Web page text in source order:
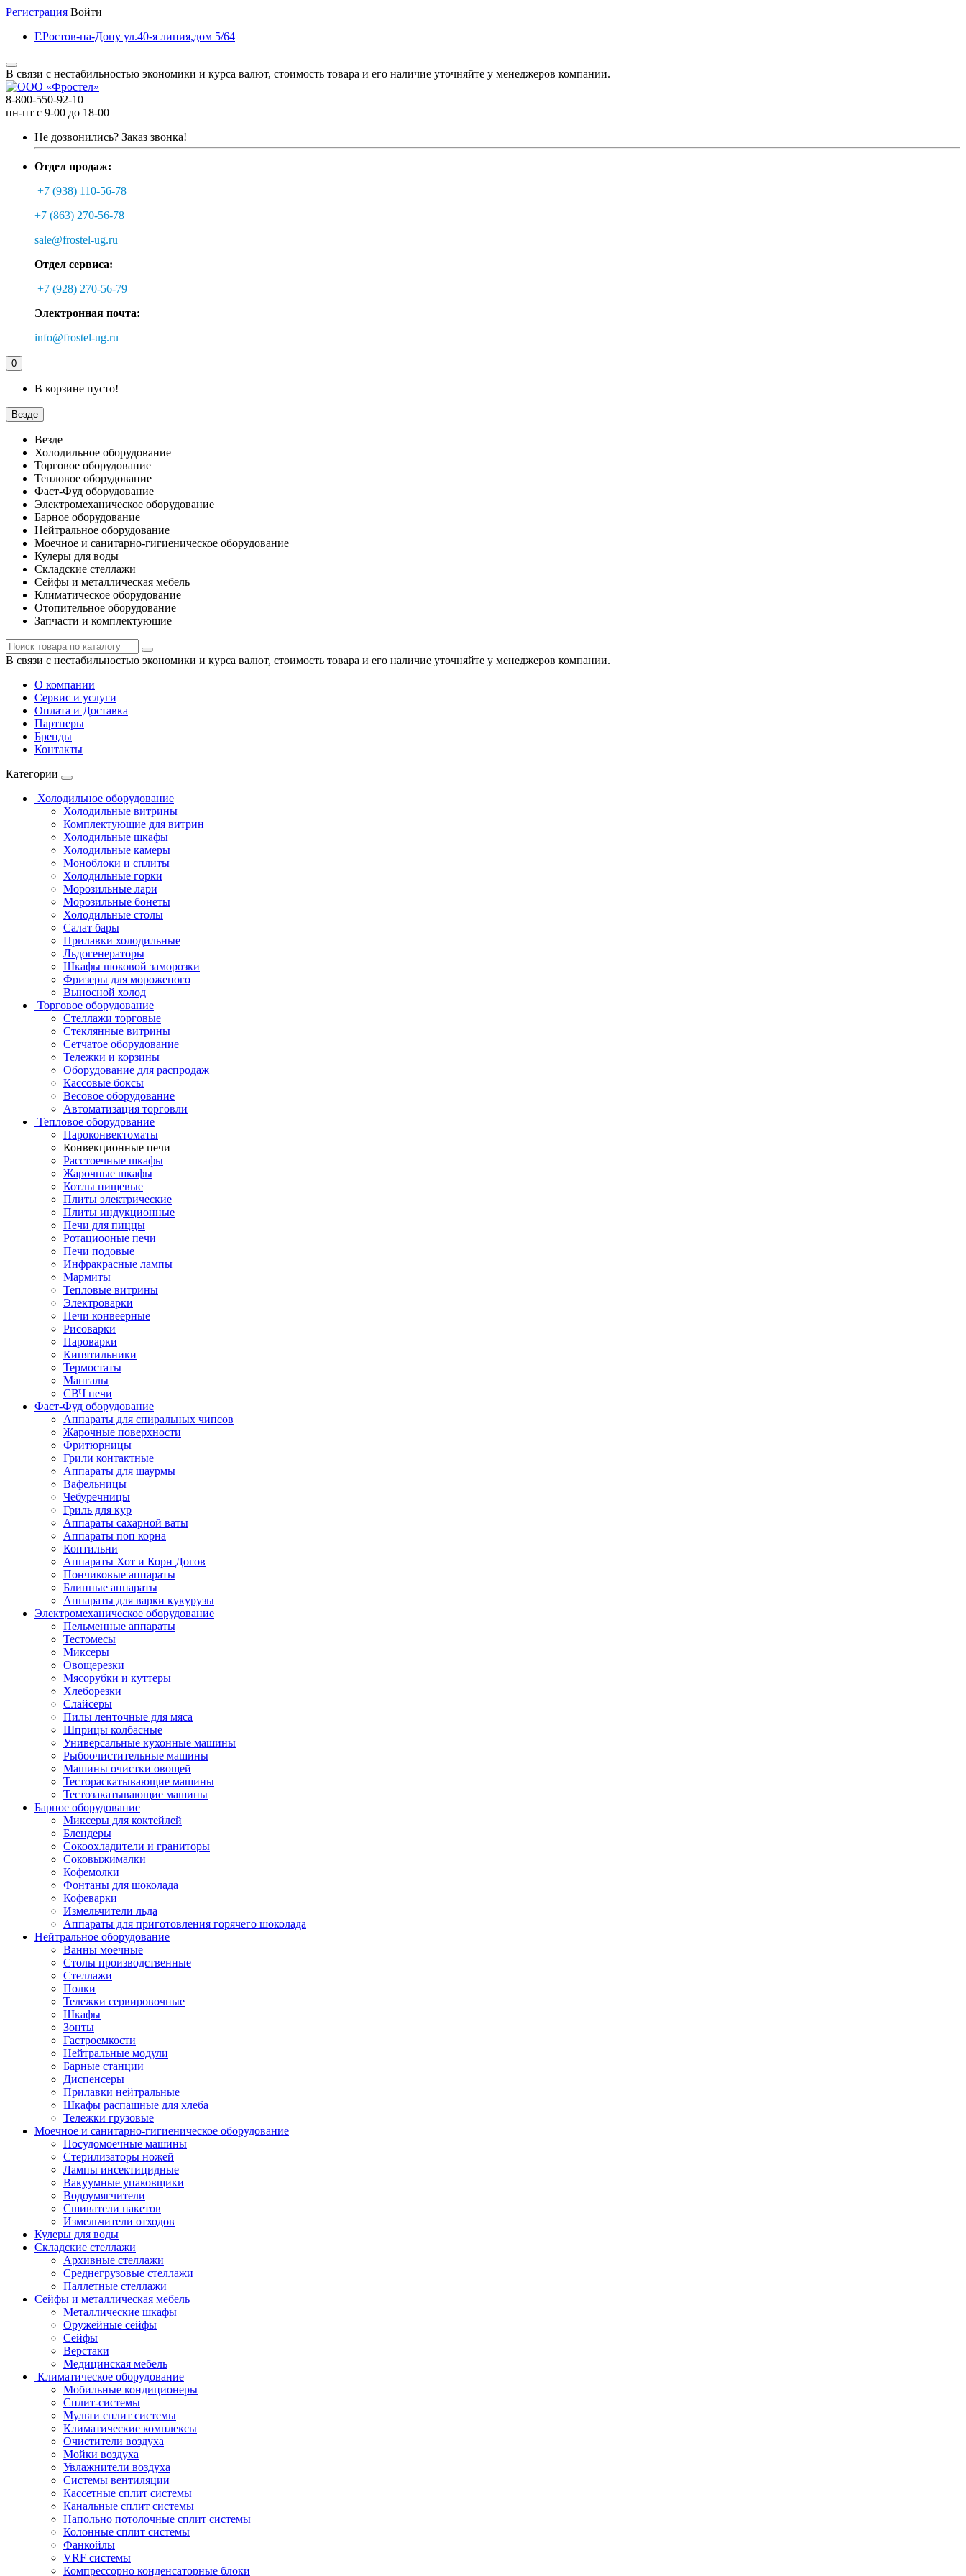
Регистрация Войти
Г.Ростов-на-Дону ул.40-я линия,дом 5/64
В связи с нестабильностью экономики и курса валют, стоимость товара и его наличие уточняйте у менеджеров компании.
8-800-550-92-10
пн-пт с 9-00 до 18-00
Не дозвонились? Заказ звонка!
Отдел продаж:
+7 (938) 110-56-78
+7 (863) 270-56-78
sale@frostel-ug.ru
Отдел сервиса:
+7 (928) 270-56-79
Электронная почта:
info@frostel-ug.ru
0
В корзине пусто!
Везде
Везде
Холодильное оборудование
Торговое оборудование
Тепловое оборудование
Фаст-Фуд оборудование
Электромеханическое оборудование
Барное оборудование
Нейтральное оборудование
Моечное и санитарно-гигиеническое оборудование
Кулеры для воды
Складские стеллажи
Сейфы и металлическая мебель
Климатическое оборудование
Отопительное оборудование
Запчасти и комплектующие
В связи с нестабильностью экономики и курса валют, стоимость товара и его наличие уточняйте у менеджеров компании.
О компании
Сервис и услуги
Оплата и Доставка
Партнеры
Бренды
Контакты
Категории
Холодильное оборудование
Холодильные витрины
Комплектующие для витрин
Холодильные шкафы
Холодильные камеры
Моноблоки и сплиты
Холодильные горки
Морозильные лари
Морозильные бонеты
Холодильные столы
Салат бары
Прилавки холодильные
Льдогенераторы
Шкафы шоковой заморозки
Фризеры для мороженого
Выносной холод
Торговое оборудование
Стеллажи торговые
Стеклянные витрины
Сетчатое оборудование
Тележки и корзины
Оборудование для распродаж
Кассовые боксы
Весовое оборудование
Автоматизация торговли
Тепловое оборудование
Пароконвектоматы
Конвекционные печи
Расстоечные шкафы
Жарочные шкафы
Котлы пищевые
Плиты электрические
Плиты индукционные
Печи для пиццы
Ротациооные печи
Печи подовые
Инфракрасные лампы
Мармиты
Тепловые витрины
Электроварки
Печи конвеерные
Рисоварки
Пароварки
Кипятильники
Термостаты
Мангалы
СВЧ печи
Фаст-Фуд оборудование
Аппараты для спиральных чипсов
Жарочные поверхности
Фритюрницы
Грили контактные
Аппараты для шаурмы
Вафельницы
Чебуречницы
Гриль для кур
Аппараты сахарной ваты
Аппараты поп корна
Коптильни
Аппараты Хот и Корн Догов
Пончиковые аппараты
Блинные аппараты
Аппараты для варки кукурузы
Электромеханическое оборудование
Пельменные аппараты
Тестомесы
Миксеры
Овощерезки
Мясорубки и куттеры
Хлеборезки
Слайсеры
Пилы ленточные для мяса
Шприцы колбасные
Универсальные кухонные машины
Рыбоочистительные машины
Машины очистки овощей
Тестораскатывающие машины
Тестозакатывающие машины
Барное оборудование
Миксеры для коктейлей
Блендеры
Сокоохладители и граниторы
Соковыжималки
Кофемолки
Фонтаны для шоколада
Кофеварки
Измельчители льда
Аппараты для приготовления горячего шоколада
Нейтральное оборудование
Ванны моечные
Столы производственные
Стеллажи
Полки
Тележки сервировочные
Шкафы
Зонты
Гастроемкости
Нейтральные модули
Барные станции
Диспенсеры
Прилавки нейтральные
Шкафы распашные для хлеба
Тележки грузовые
Моечное и санитарно-гигиеническое оборудование
Посудомоечные машины
Стерилизаторы ножей
Лампы инсектицидные
Вакуумные упаковщики
Водоумягчители
Сшиватели пакетов
Измельчители отходов
Кулеры для воды
Складские стеллажи
Архивные стеллажи
Среднегрузовые стеллажи
Паллетные стеллажи
Сейфы и металлическая мебель
Металлические шкафы
Оружейные сейфы
Сейфы
Верстаки
Медицинская мебель
Климатическое оборудование
Мобильные кондиционеры
Сплит-системы
Мульти сплит системы
Климатические комплексы
Очистители воздуха
Мойки воздуха
Увлажнители воздуха
Системы вентиляции
Кассетные сплит системы
Канальные сплит системы
Напольно потолочные сплит системы
Колонные сплит системы
Фанкойлы
VRF системы
Компрессорно конденсаторные блоки